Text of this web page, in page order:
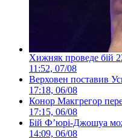
Хижняк проведе бій
11:52, 07/08
Верховен поставив
17:18, 06/08
Конор Макгрегор
17:15, 06/08
Бій Ф’юрі-Джошуа
14:09, 06/08